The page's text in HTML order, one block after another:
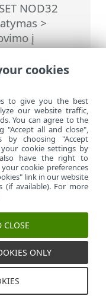
NOD32
>
į
>
HIPS
Slapukų politika
cookies
to give you the best
our website traffic,
You can agree to the
"Accept all and close",
by choosing "Accept
cookie settings by
also have the right to
cookie preferences
link in our website
available). For more
CLOSE
ONLY